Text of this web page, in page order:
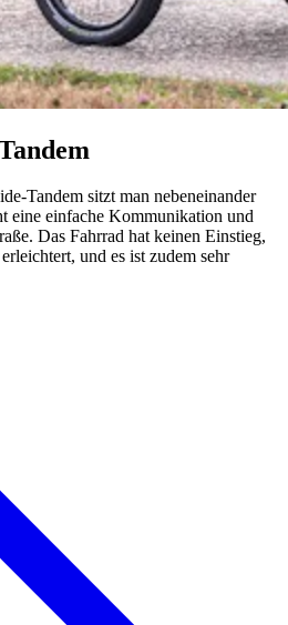
Tandem sitzt man nebeneinander
eine einfache Kommunikation und
Das Fahrrad hat keinen Einstieg,
und es ist zudem sehr